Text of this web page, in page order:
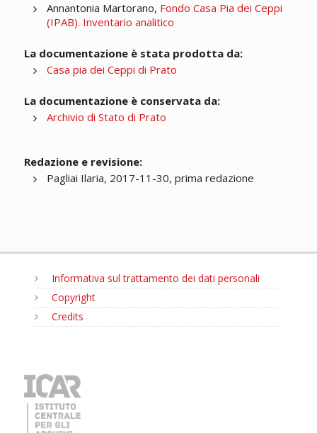
Annantonia Martorano, Fondo Casa Pia dei Ceppi
(IPAB). Inventario analitico
La documentazione è stata prodotta da:
Casa pia dei Ceppi di Prato
La documentazione è conservata da:
Archivio di Stato di Prato
Redazione e revisione:
Pagliai Ilaria, 2017-11-30, prima redazione
Informativa sul trattamento dei dati personali
Copyright
Credits